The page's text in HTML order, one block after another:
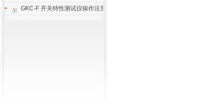
GKC-F 开关特性测试仪操作注意事项